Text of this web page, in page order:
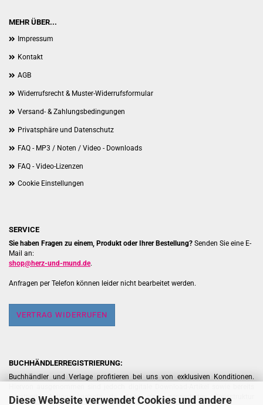
Diese Webseite verwendet Cookies und andere
MEHR ÜBER...
Impressum
Kontakt
AGB
Widerrufsrecht & Muster-Widerrufsformular
Versand- & Zahlungsbedingungen
Privatsphäre und Datenschutz
FAQ - MP3 / Noten / Video - Downloads
FAQ - Video-Lizenzen
Cookie Einstellungen
SERVICE
Sie haben Fragen zu einem, Produkt oder Ihrer Bestellung? Senden Sie eine E-
Mail an:
shop@herz-und-mund.de.
Anfragen per Telefon können leider nicht bearbeitet werden.
VERTRAG WIDERRUFEN
BUCHHÄNDLERREGISTRIERUNG:
Buchhändler und Verlage profitieren bei uns von exklusiven Konditionen.
rabattierte Aktionsangebote, da diese einer gesonderten Preisstruktur